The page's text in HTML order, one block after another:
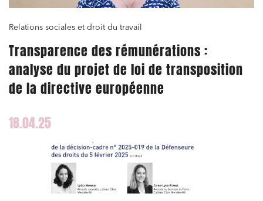
Relations sociales et droit du travail
Transparence des rémunérations :
analyse du projet de loi de transposition
de la directive européenne
18.04.25